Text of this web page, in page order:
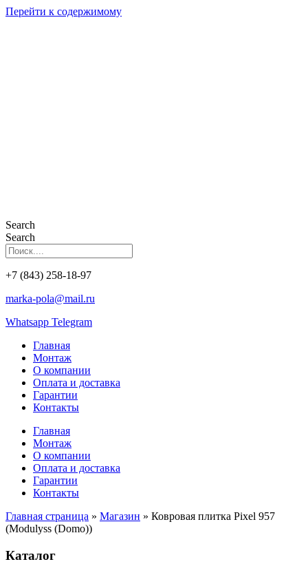
Перейти к содержимому
Search
Search
+7 (843) 258-18-97
marka-pola@mail.ru
Whatsapp Telegram
Главная
Монтаж
О компании
Оплата и доставка
Гарантии
Контакты
Главная
Монтаж
О компании
Оплата и доставка
Гарантии
Контакты
Главная страница » Магазин » Ковровая плитка Pixel 957
(Modulyss (Domo))
Каталог